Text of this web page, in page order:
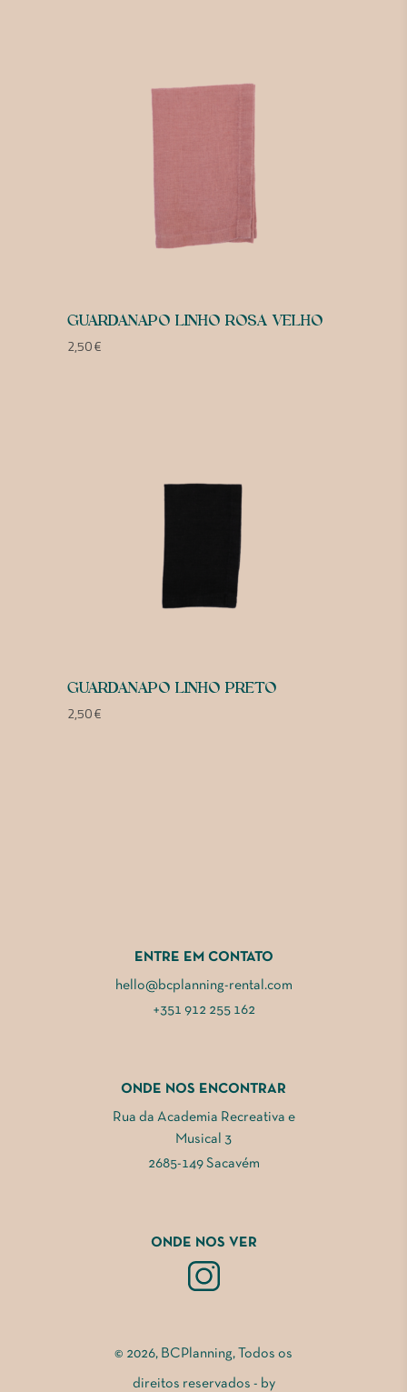
GUARDANAPO LINHO ROSA VELHO
2,50€
GUARDANAPO LINHO PRETO
2,50€
ENTRE EM CONTATO
hello@bcplanning-rental.com
+351 912 255 162
ONDE NOS ENCONTRAR
Rua da Academia Recreativa e
Musical 3
2685-149 Sacavém
ONDE NOS VER
© 2026, BCPlanning, Todos os
direitos reservados - by